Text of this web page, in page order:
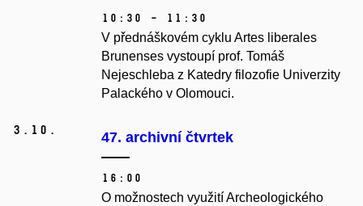
10:30 – 11:30
V přednáškovém cyklu Artes liberales
Brunenses vystoupí prof. Tomáš
Nejeschleba z Katedry filozofie Univerzity
Palackého v Olomouci.
3. 10. 47. archivní čtvrtek
16:00
O možnostech využití Archeologického